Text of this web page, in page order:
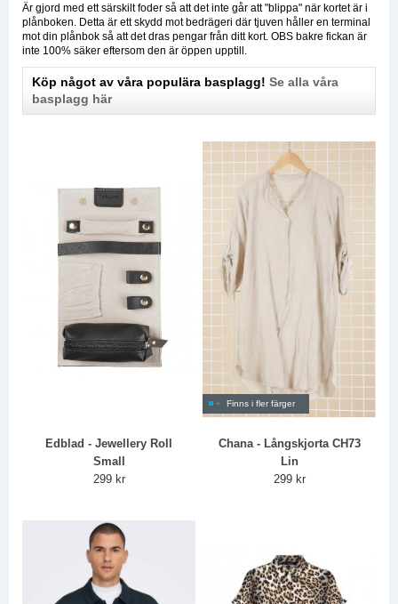
Är gjord med ett särskilt foder så att det inte går att "blippa" när kortet är i
plånboken. Detta är ett skydd mot bedrägeri där tjuven håller en terminal
mot din plånbok så att det dras pengar från ditt kort. OBS bakre fickan är
inte 100% säker eftersom den är öppen upptill.
Köp något av våra populära basplagg! Se alla våra
basplagg här
Edblad - Jewellery Roll
Small
299 kr
Finns i fler färger
Chana - Långskjorta CH73
Lin
299 kr